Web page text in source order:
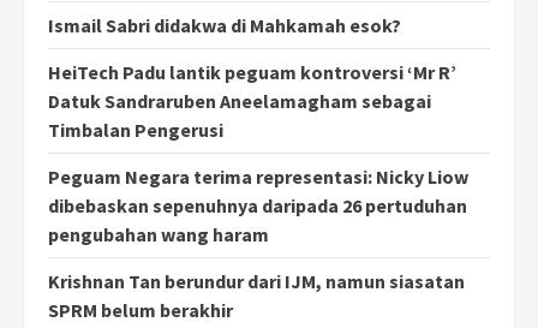
Ismail Sabri didakwa di Mahkamah esok?
HeiTech Padu lantik peguam kontroversi ‘Mr R’
Datuk Sandraruben Aneelamagham sebagai
Timbalan Pengerusi
Peguam Negara terima representasi: Nicky Liow
dibebaskan sepenuhnya daripada 26 pertuduhan
pengubahan wang haram
Krishnan Tan berundur dari IJM, namun siasatan
SPRM belum berakhir